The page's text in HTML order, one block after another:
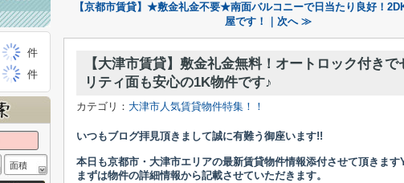
【京都市賃貸】★敷金礼金不要★南面バルコニーで日当たり良好！
屋です！｜次へ ≫
【大津市賃貸】敷金礼金無料！オートロック付きで
リティ面も安心の1K物件です♪
カテゴリ： 大津市人気賃貸物件特集！！
いつもブログ拝見頂きまして誠に有難う御座います!!
本日も京都市・大津市エリアの最新賃貸物件情報添付させて頂きます
まずは物件の詳細情報から記載させていただきます。
件
件
面積